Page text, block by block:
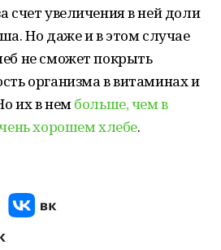
счет увеличения в ней доли
Но даже и в этом случае
не сможет покрыть
организма в витаминах и
их в нембольше, чем в
хорошем хлебе.